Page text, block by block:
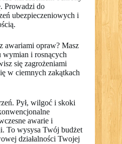
Prowadzi do
ubezpieczeniowych i
awariami opraw? Masz
wymian i rosnących
się zagrożeniami
w ciemnych zakątkach
Pył, wilgoć i skoki
awarie i
To wysysa Twój budżet
działalności Twojej